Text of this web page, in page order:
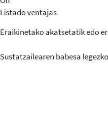
Listado ventajas
Eraikinetako akatsetatik edo
Sustatzailearen babesa